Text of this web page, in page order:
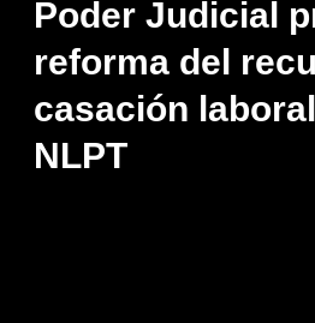
Poder Judicial
reforma del
casación
NLPT